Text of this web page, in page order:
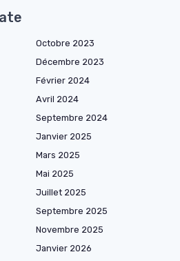
Octobre 2023
Décembre 2023
Février 2024
Avril 2024
Septembre 2024
Janvier 2025
Mars 2025
Mai 2025
Juillet 2025
Septembre 2025
Novembre 2025
Janvier 2026